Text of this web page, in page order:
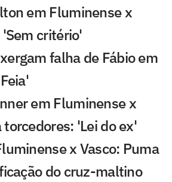
em Fluminense x
critério'
falha de Fábio em
em Fluminense x
torcedores: 'Lei do ex'
x Vasco: Puma
do cruz-maltino